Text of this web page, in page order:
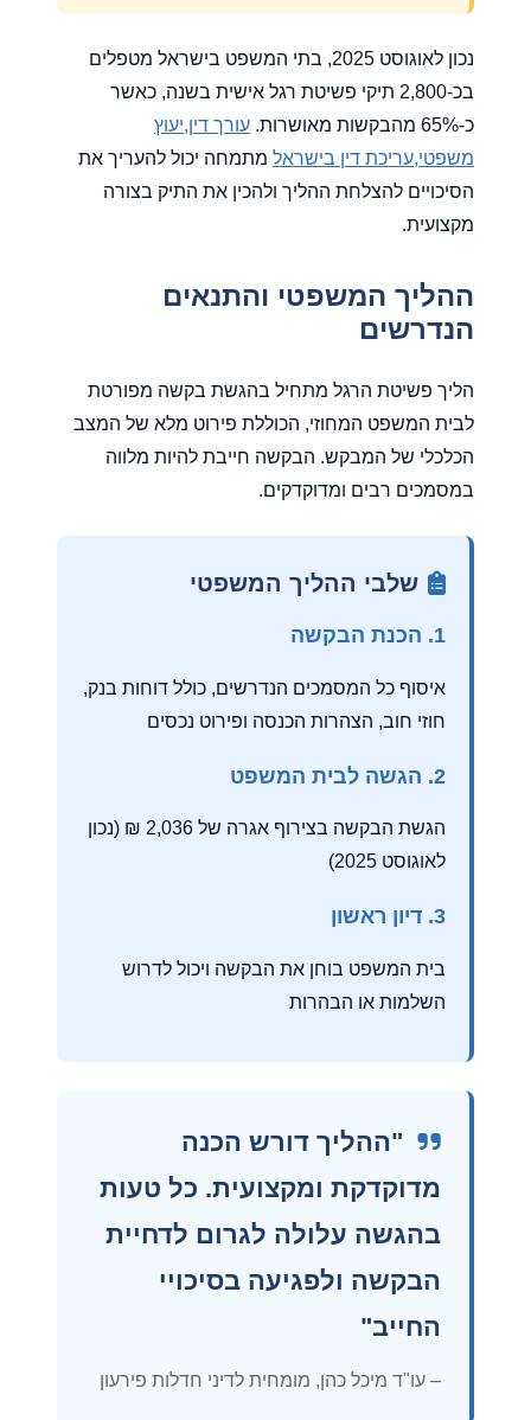
נכון לאוגוסט 2025, בתי המשפט בישראל מטפלים
בכ-2,800 תיקי פשיטת רגל אישית בשנה, כאשר
כ-65% מהבקשות מאושרות.
עורך דין,יעוץ
משפטי,עריכת דין בישראל מתמחה יכול להעריך את
הסיכויים להצלחת ההליך ולהכין את התיק בצורה
מקצועית.
ההליך המשפטי והתנאים
הנדרשים
הליך פשיטת הרגל מתחיל בהגשת בקשה מפורטת
לבית המשפט המחוזי, הכוללת פירוט מלא של המצב
הכלכלי של המבקש. הבקשה חייבת להיות מלווה
במסמכים רבים ומדוקדקים.
שלבי ההליך המשפטי
1. הכנת הבקשה
איסוף כל המסמכים הנדרשים, כולל דוחות בנק,
חוזי חוב, הצהרות הכנסה ופירוט נכסים
2. הגשה לבית המשפט
הגשת הבקשה בצירוף אגרה של 2,036 ₪ (נכון
לאוגוסט 2025)
3. דיון ראשון
בית המשפט בוחן את הבקשה ויכול לדרוש
השלמות או הבהרות
"ההליך דורש הכנה
מדוקדקת ומקצועית. כל טעות
בהגשה עלולה לגרום לדחיית
הבקשה ולפגיעה בסיכויי
החייב"
– עו"ד מיכל כהן, מומחית לדיני חדלות פירעון